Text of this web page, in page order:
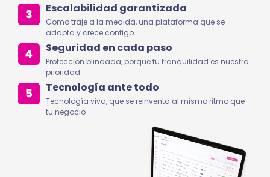
Escalabilidad garantizada
Como traje a la medida, una plataforma que se
adapta y crece contigo
Seguridad en cada paso
Protección blindada, porque tu tranquilidad es nuestra
prioridad
Tecnología ante todo
Tecnología viva, que se reinventa al mismo ritmo que
tu negocio